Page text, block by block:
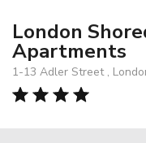
London
Apartments
1-13 Adler Street ,